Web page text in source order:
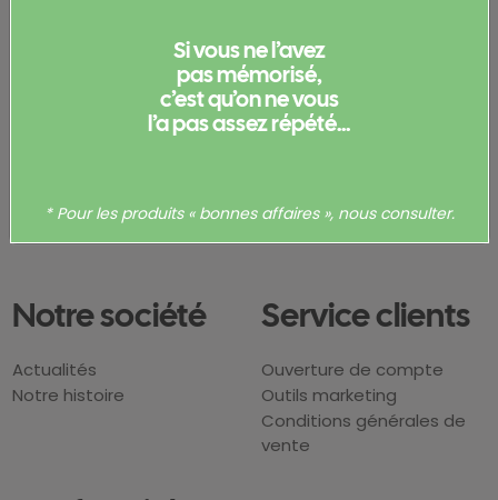
J’accepte de recevoir cette newsletter et je
comprends que je peux me désabonner
Notre société
Actualités
Notre histoire
Service clients
Ouverture de compte
Outils marketing
Conditions générales de
vente
Si vous ne l’avez
pas mémorisé,
c’est qu’on ne vous
l’a pas assez répété...
* Pour les produits « bonnes affaires », nous consulter.